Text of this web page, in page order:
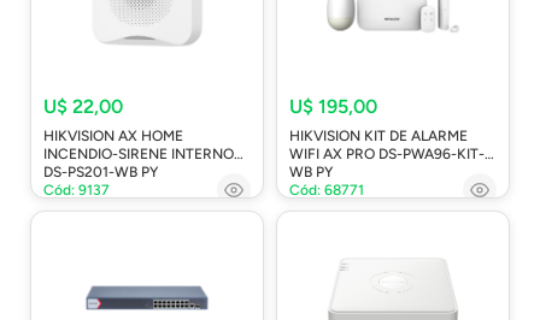
U$ 22,00
HIKVISION AX HOME
INCENDIO-SIRENE INTERNO
DS-PS201-WB PY
Cód: 9137
U$ 195,00
HIKVISION KIT DE ALARME
WIFI AX PRO DS-PWA96-KIT-
WB PY
Cód: 68771